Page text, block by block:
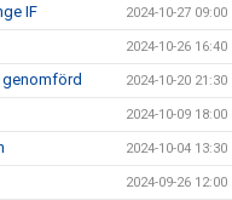
IF 2024-10-27 09:00
2024-10-26 16:40
genomförd 2024-10-20 21:30
2024-10-09 18:00
2024-10-04 13:30
2024-09-26 12:00